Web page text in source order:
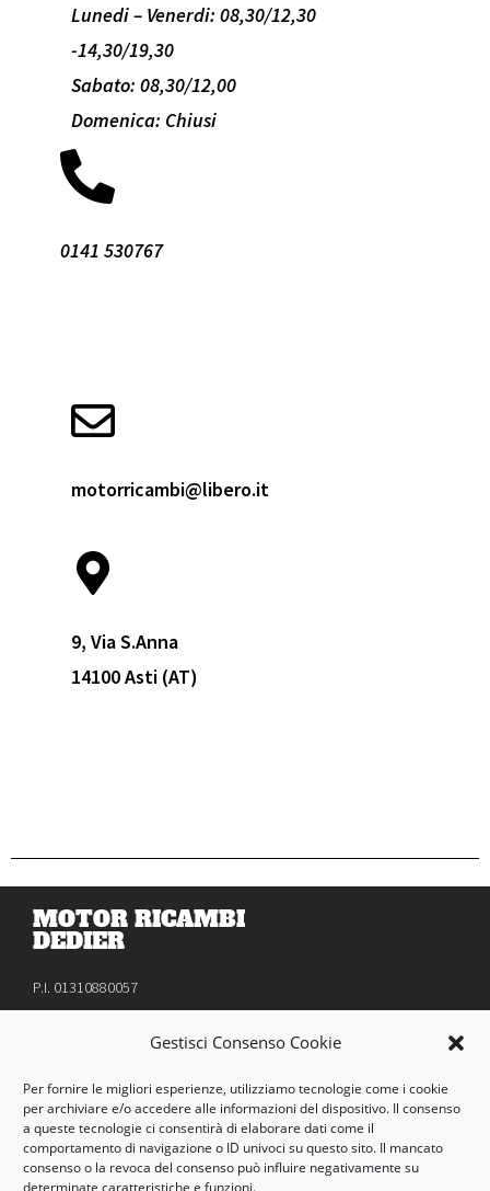
Gestisci Consenso Cookie
Per fornire le migliori esperienze, utilizziamo tecnologie come i cookie
per archiviare e/o accedere alle informazioni del dispositivo. Il consenso
a queste tecnologie ci consentirà di elaborare dati come il
comportamento di navigazione o ID univoci su questo sito. Il mancato
consenso o la revoca del consenso può influire negativamente su
determinate caratteristiche e funzioni.
Lunedi – Venerdi: 08,30/12,30
-14,30/19,30
Sabato: 08,30/12,00
Domenica: Chiusi
0141 530767
motorricambi@libero.it
9, Via S.Anna
14100 Asti (AT)
MOTOR RICAMBI
DEDIER
P.I. 01310880057
Tel. 0141 530767
© Copyright 2026
motorricambi@libero.it